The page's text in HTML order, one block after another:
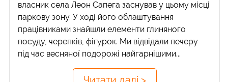
власник села Леон Сапега заснував у цьому місці
паркову зону. У ході його облаштування
працівниками знайшли елементи глиняного
посуду, черепків, фігурок. Ми відвідали печеру
під час весняної подорожі найгарнішими...